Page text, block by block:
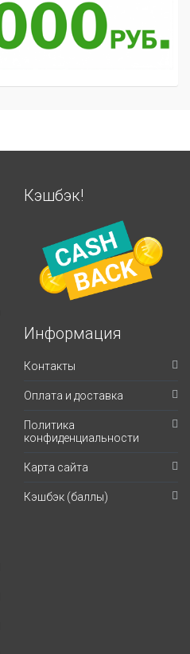
Кэшбэк!
Информация
Контакты
Оплата и доставка
Политика
конфиденциальности
Карта сайта
Кэшбэк (баллы)